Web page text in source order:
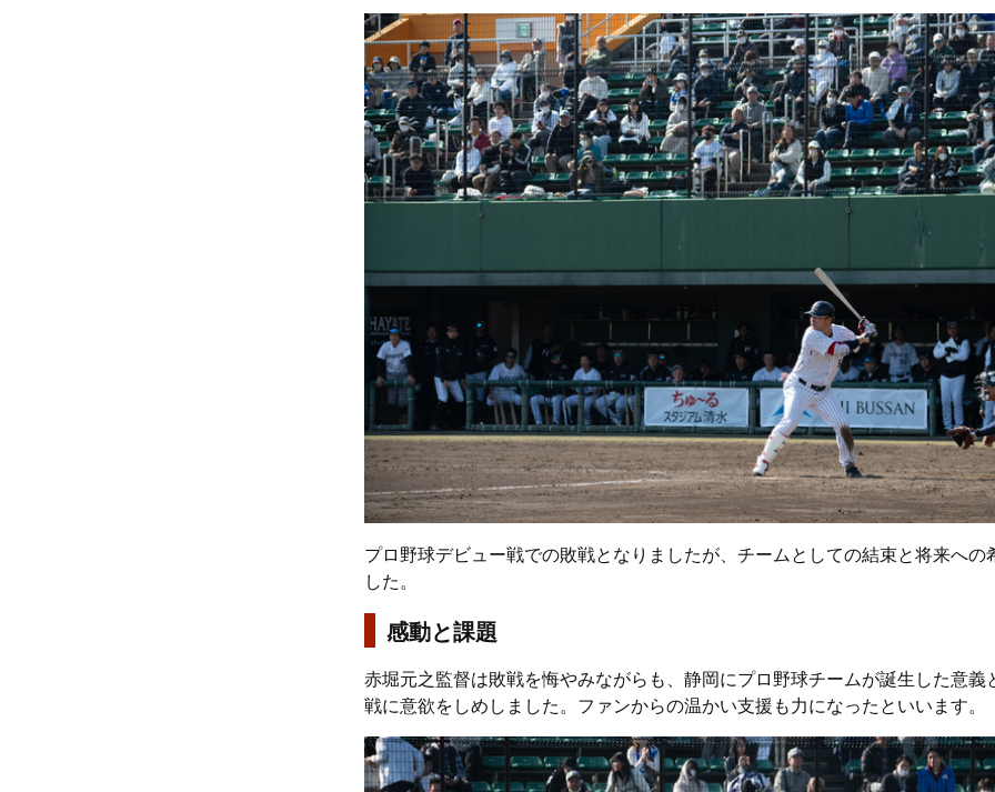
プロ野球デビュー戦での敗戦となりましたが、チームとしての結束と将来への
した。
感動と課題
赤堀元之監督は敗戦を悔やみながらも、静岡にプロ野球チームが誕生した意義
戦に意欲をしめしました。ファンからの温かい支援も力になったといいます。